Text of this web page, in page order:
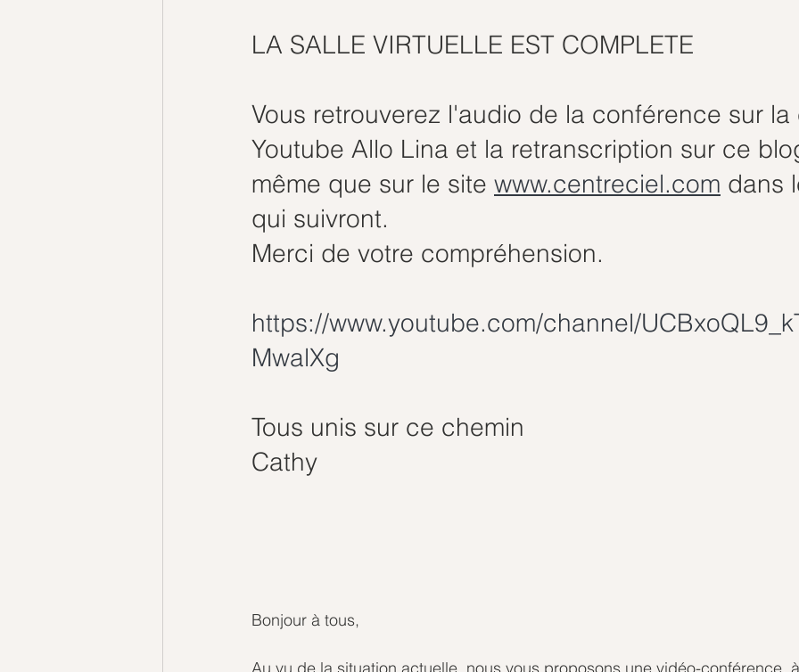
LA SALLE VIRTUELLE EST COMPLETE
Vous retrouverez l'audio de la conférence sur
Youtube Allo Lina et la retranscription sur ce
même que sur le site www.centreciel.com dans
qui suivront.
Merci de votre compréhension.
https://www.youtube.com/channel/
MwalXg
Tous unis sur ce chemin
Cathy
Bonjour à tous,